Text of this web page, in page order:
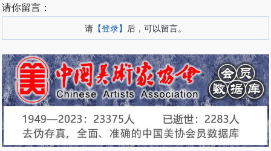
请你留言：
请 【登录】 后，可以留言。